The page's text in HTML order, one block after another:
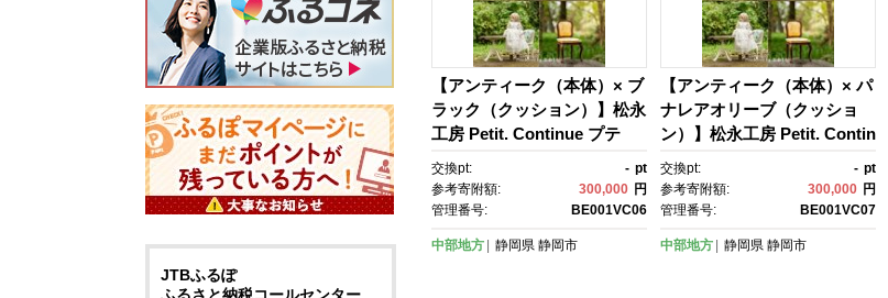
【アンティーク（本体）× ブ
ラック（クッション）】松永
工房 Petit. Continue プテ
ィ・チェア ミニチュア家具 1
／3家具 ドール家具 ドール 4
0～60センチ対応 インテリ
子 チェア ねこ脚 プティ・ド
交換pt: - pt
参考寄附額:
300,000 円
管理番号:
BE001VC06
中部地方 静岡県 静岡市
【アンティーク（本体）× パ
ナレアオリーブ（クッショ
ン）】松永工房 Petit. Contin
ue プティ・チェア ミニチュ
ア家具 1／3家具 ドール家
具 ドール 40～60センチ対
家具 木製 椅子 チェア ねこ
交換pt: - pt
参考寄附額:
300,000 円
管理番号:
BE001VC07
中部地方 静岡県 静岡市
JTBふるぽ